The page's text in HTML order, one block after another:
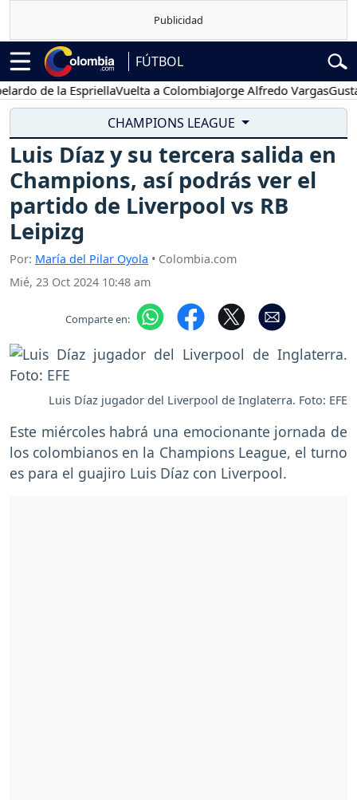
FÚTBOL
de la EspriellaVuelta a ColombiaJorge Alfredo VargasGustavo
CHAMPIONS LEAGUE
Luis Díaz y su tercera salida en
Champions, así podrás ver el
partido de Liverpool vs RB
Leipizg
Por: María del Pilar Oyola • Colombia.com
Mié, 23 Oct 2024 10:48 am
Comparte en:
Luis Díaz jugador del Liverpool de Inglaterra. Foto: EFE
Este miércoles habrá una emocionante jornada de
los colombianos en la Champions League, el turno
es para el guajiro Luis Díaz con Liverpool.